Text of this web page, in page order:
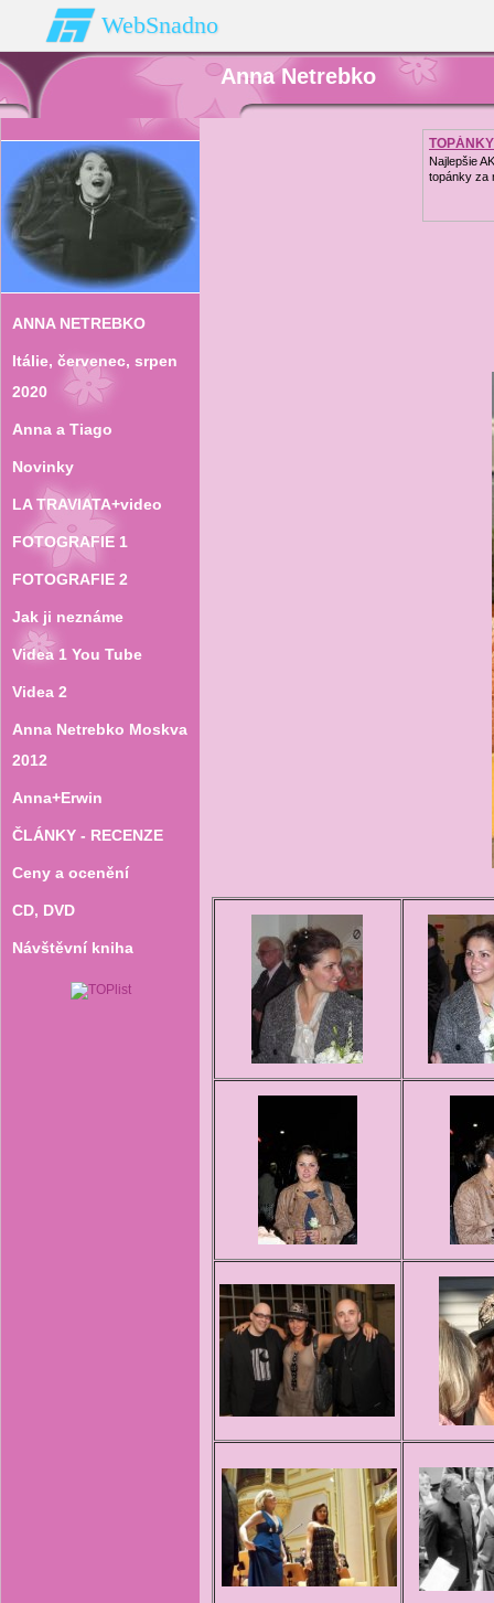
WebSnadno
Anna Netrebko
ANNA NETREBKO
Itálie‚ červenec‚ srpen
2020
Anna a Tiago
Novinky
LA TRAVIATA+video
FOTOGRAFIE 1
FOTOGRAFIE 2
Jak ji neznáme
Videa 1 You Tube
Videa 2
Anna Netrebko Moskva
2012
Anna+Erwin
ČLÁNKY - RECENZE
Ceny a ocenění
CD‚ DVD
Návštěvní kniha
Najlepšie
topánky za